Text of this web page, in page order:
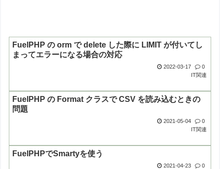
FuelPHP の orm で delete した際に LIMIT が付いてし
まってエラーになる場合の対応
2022-03-17
0
IT関連
FuelPHP の Format クラスで CSV を読み込むときの
問題
2021-05-04
0
IT関連
FuelPHPでSmartyを使う
2021-04-23
0